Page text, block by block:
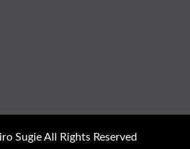
Sugie All Rights Reserved